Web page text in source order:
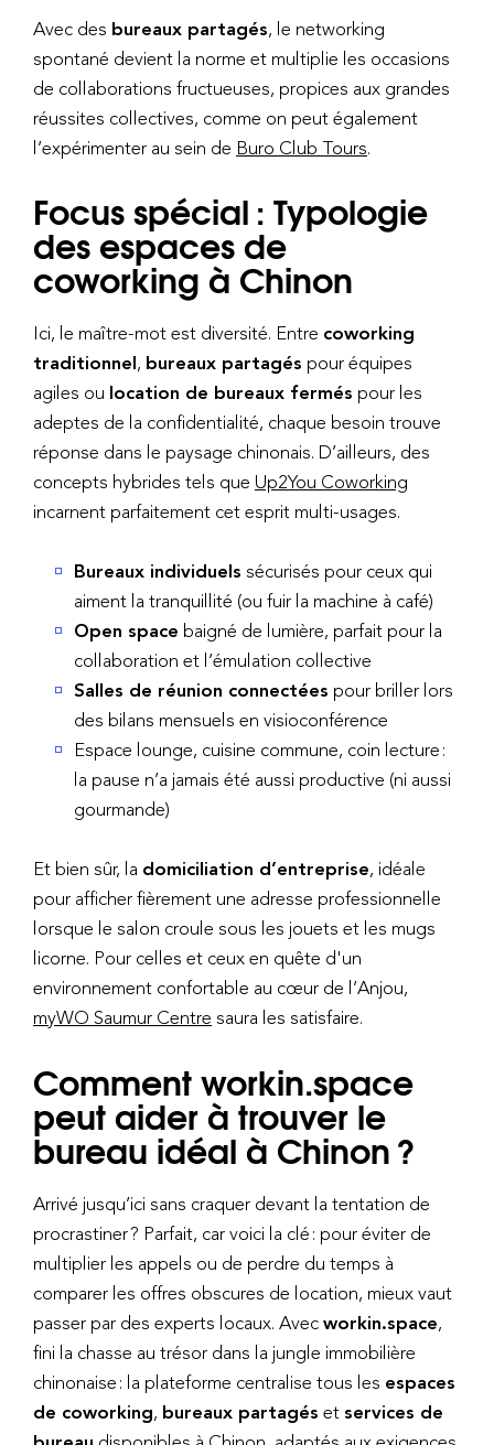
Avec des bureaux partagés, le networking
spontané devient la norme et multiplie les occasions
de collaborations fructueuses, propices aux grandes
réussites collectives, comme on peut également
l’expérimenter au sein de Buro Club Tours.
Focus spécial : Typologie
des espaces de
coworking à Chinon
Ici, le maître-mot est diversité. Entre coworking
traditionnel, bureaux partagés pour équipes
agiles ou location de bureaux fermés pour les
adeptes de la confidentialité, chaque besoin trouve
réponse dans le paysage chinonais. D’ailleurs, des
concepts hybrides tels que Up2You Coworking
incarnent parfaitement cet esprit multi-usages.
Bureaux individuels sécurisés pour ceux qui
aiment la tranquillité (ou fuir la machine à café)
Open space baigné de lumière, parfait pour la
collaboration et l’émulation collective
Salles de réunion connectées pour briller lors
des bilans mensuels en visioconférence
Espace lounge, cuisine commune, coin lecture :
la pause n’a jamais été aussi productive (ni aussi
gourmande)
Et bien sûr, la domiciliation d’entreprise, idéale
pour afficher fièrement une adresse professionnelle
lorsque le salon croule sous les jouets et les mugs
licorne. Pour celles et ceux en quête d'un
environnement confortable au cœur de l’Anjou,
myWO Saumur Centre saura les satisfaire.
Comment workin.space
peut aider à trouver le
bureau idéal à Chinon ?
Arrivé jusqu’ici sans craquer devant la tentation de
procrastiner ? Parfait, car voici la clé : pour éviter de
multiplier les appels ou de perdre du temps à
comparer les offres obscures de location, mieux vaut
passer par des experts locaux. Avec workin.space,
fini la chasse au trésor dans la jungle immobilière
chinonaise : la plateforme centralise tous les espaces
de coworking, bureaux partagés et services de